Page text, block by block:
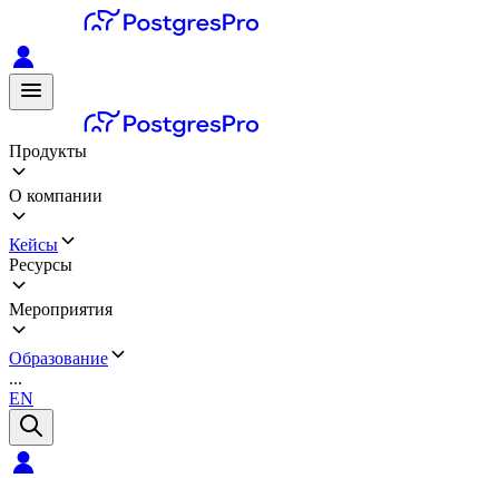
Продукты
О компании
Кейсы
Ресурсы
Мероприятия
Образование
...
EN